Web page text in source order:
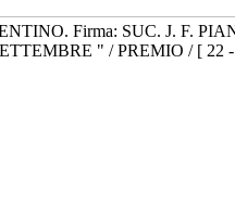
Firma: SUC. J. F.
" / PREMIO / [ 22